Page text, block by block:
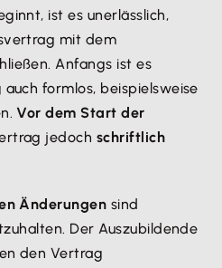
ist es unerlässlich,
mit dem
Anfangs ist es
formlos, beispielsweise
Vor dem Start der
jedoch schriftlich
Änderungen sind
Der Auszubildende
den Vertrag